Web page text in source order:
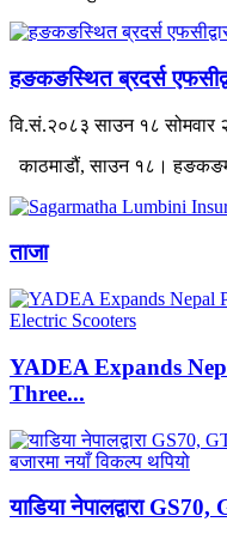
हङकङस्थित ब्रदर्स
वि.सं.२०८३ साउन १८ सोमवार
काठमाडौं, साउन १८।
ताजा
YADEA Expands
Three...
याडिया नेपालद्वारा